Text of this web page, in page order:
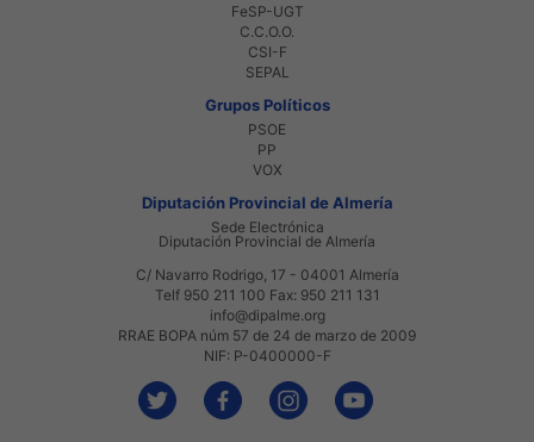
FeSP-UGT
C.C.O.O.
CSI-F
SEPAL
Grupos Políticos
PSOE
PP
VOX
Diputación Provincial de Almería
Sede Electrónica
Diputación Provincial de Almería
C/ Navarro Rodrigo, 17 - 04001 Almería
Telf 950 211 100 Fax: 950 211 131
info@dipalme.org
RRAE BOPA núm 57 de 24 de marzo de 2009
NIF: P-0400000-F